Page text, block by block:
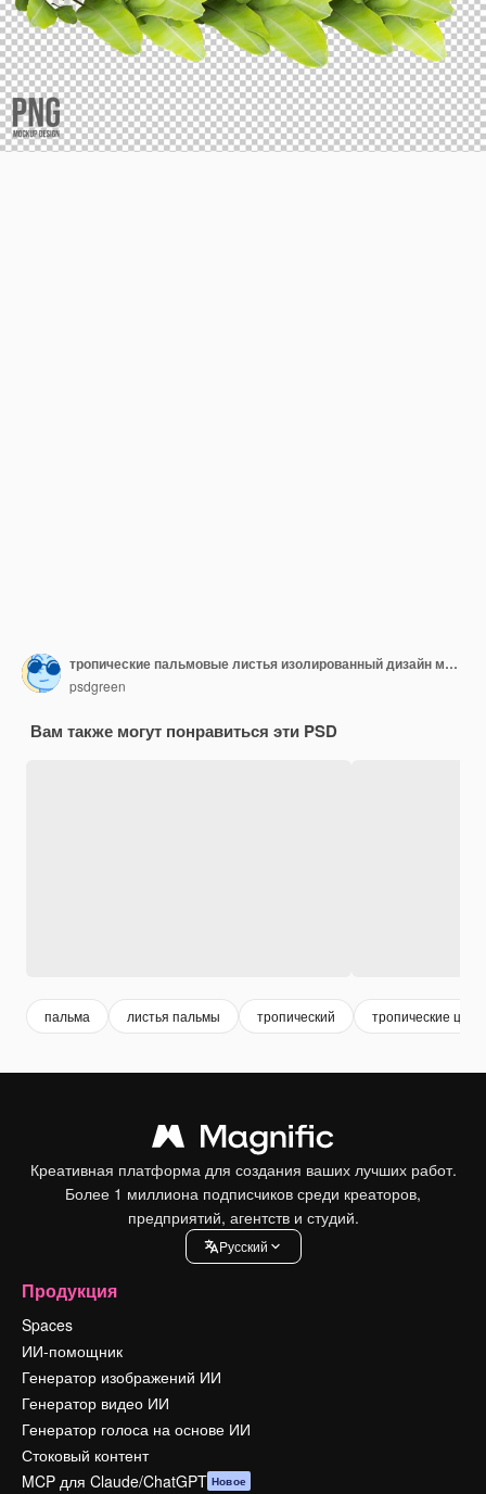
тропические пальмовые листья изолированный дизайн макета
psdgreen
Вам также могут понравиться эти PSD
пальма листья пальмы тропический тропические
Креативная платформа для создания ваших лучших работ.
Более 1 миллиона подписчиков среди креаторов,
предприятий, агентств и студий.
Pусский
Продукция
Spaces
ИИ-помощник
Генератор изображений ИИ
Генератор видео ИИ
Генератор голоса на основе ИИ
Стоковый контент
MCP для Claude/ChatGPT Новое